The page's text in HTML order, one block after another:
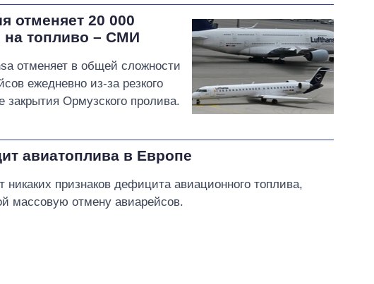
отменяет 20 000
на топливо – СМИ
отменяет в общей сложности
ежедневно из-за резкого
закрытия Ормузского пролива.
авиатоплива в Европе
признаков дефицита авиационного топлива,
массовую отмену авиарейсов.